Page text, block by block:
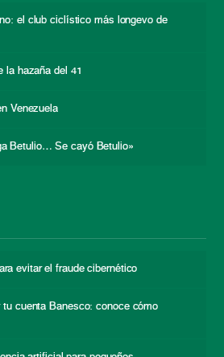
el club ciclístico más longevo de
la hazaña del 41
Venezuela
Betulio… Se cayó Betulio»
evitar el fraude cibernético
tu cuenta Banesco: conoce cómo